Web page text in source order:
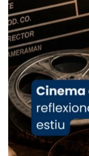
de
1 week ago
Aquest dilluns,
missa d’acció
comitè
del Sant Pare
col·laboradors,
L’arquebisbe
Josep Omella,
concelebrat el
Mons. David